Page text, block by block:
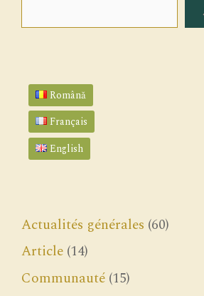
Română
Français
English
Actualités générales (60)
Article (14)
Communauté (15)